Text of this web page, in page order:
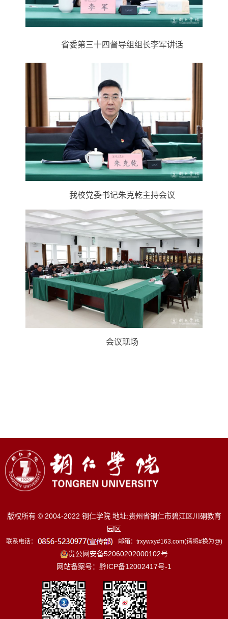
省委第三十四督导组组长李军讲话
我校党委书记朱克乾主持会议
会议现场
版权所有 © 2004-2022 铜仁学院 地址:贵州省铜仁市碧江区川硐教育
园区
联系电话： 邮箱：trxywxy#163.com(请将#换为@)
贵公网安备52060202000102号
网站备案号：黔ICP备12002417号-1